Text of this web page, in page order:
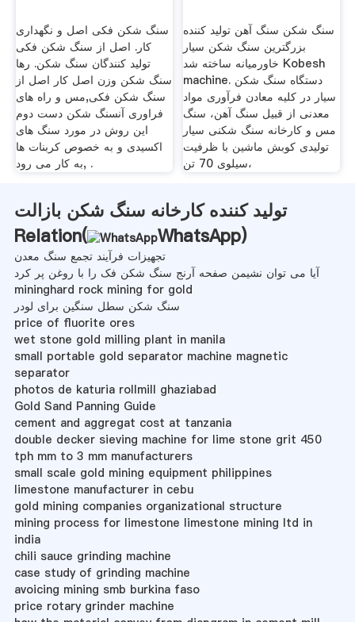
سنگ شکن فکی اصل و نگهداری
کار. اصل از سنگ شکن فکی
تولید کنندگان سنگ شکن. رها
سنگ شکن وزن اصل کار اصل از
سنگ شکن فکی,مس و راه های
فراوری آنسنگ شکن دست دوم
این روش در مورد سنگ های
اکسیدی و به خصوص کربنات ها
به کار می رود, .
سنگ شکن سنگ آهن تولید کننده
بزرگترین سنگ شکن سیار
خاورمیانه ساخته شد Kobesh
machine. دستگاه سنگ شکن
سیار در کلیه معادن فرآوری مواد
معدنی از قبیل سنگ آهن، سنگ
مس و کارخانه سنگ شکنی سیار
تولیدی کوبش ماشین با ظرفیت
سیلوی 70 تن،
تولید کننده کارخانه سنگ شکن بازالت
Relation(
WhatsApp)
تجهیزات فرآیند تجمع سنگ معدن
آیا می توان نشیمن صفحه آرنج سنگ شکن فک را با روغن پر کرد
mininghard rock mining for gold
سنگ شکن سطل سنگین برای لودر
price of fluorite ores
wet stone gold milling plant in manila
small portable gold separator machine magnetic
separator
photos de katuria rollmill ghaziabad
Gold Sand Panning Guide
cement and aggregat cost at tanzania
double decker sieving machine for lime stone grit 450
tph mm to 3 mm manufacturers
small scale gold mining equipment philippines
limestone manufacturer in cebu
gold mining companies organizational structure
mining process for limestone limestone mining ltd in
india
chili sauce grinding machine
case study of grinding machine
avoicing mining smb burkina faso
price rotary grinder machine